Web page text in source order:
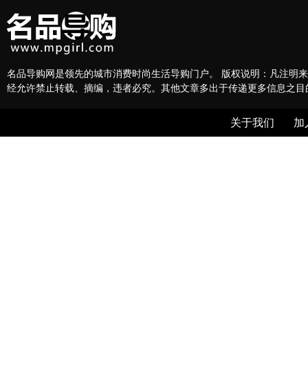
名品导购网是领先的城市消费时尚生活导购门户。 版权说明：凡注明
经允许禁止转载、摘编，违者必究。其他文章多出于传递更多信息之
关于我们 加